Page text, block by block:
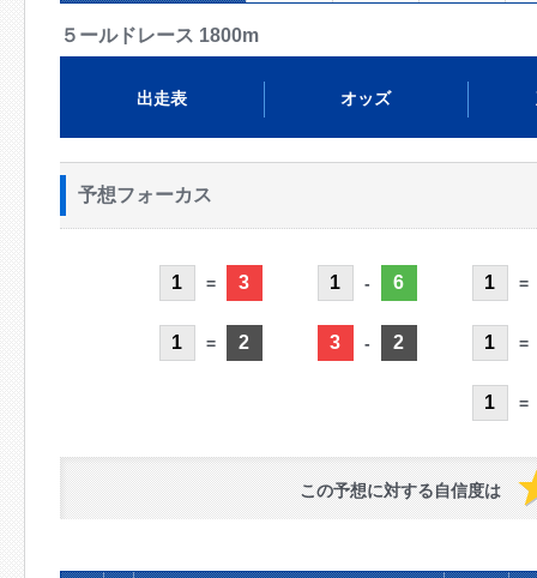
５ールドレース 1800m
出走表 オッズ
予想フォーカス
1 = 3
1 = 2
1 - 6
3 - 2
1 =
1 =
1 =
この予想に対する自信度は